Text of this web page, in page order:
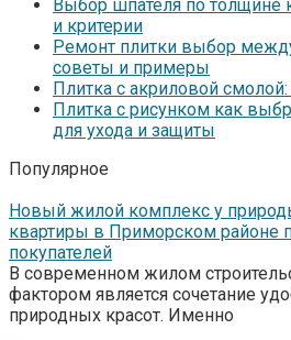
Выбор шпателя по толщине
и критерии
Ремонт плитки выбор
советы и примеры
Плитка с акриловой
Плитка с рисунком как
для ухода и защиты
Популярное
Новый жилой комплекс у
квартиры в Приморском районе
покупателей
В современном жилом
фактором является сочетание
природных красот. Именно